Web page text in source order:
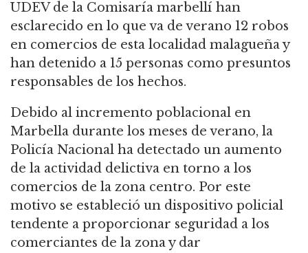
UDEV de la Comisaría marbellí han
esclarecido en lo que va de verano 12 robos
en comercios de esta localidad malagueña y
han detenido a 15 personas como presuntos
responsables de los hechos.
Debido al incremento poblacional en
Marbella durante los meses de verano, la
Policía Nacional ha detectado un aumento
de la actividad delictiva en torno a los
comercios de la zona centro. Por este
motivo se estableció un dispositivo policial
tendente a proporcionar seguridad a los
comerciantes de la zona y dar